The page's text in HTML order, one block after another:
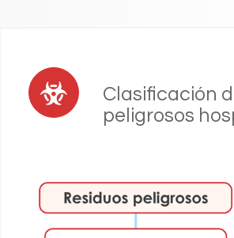
Clasificación
peligrosos